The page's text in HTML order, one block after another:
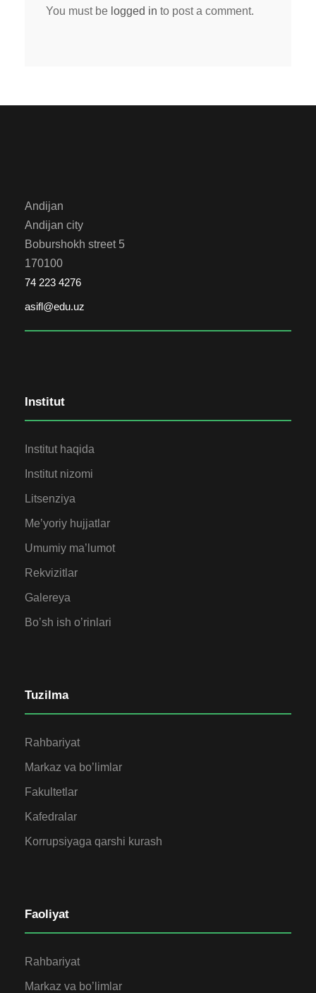
You must be logged in to post a comment.
Andijan
Andijan city
Boburshokh street 5
170100
74 223 4276
asifl@edu.uz
Institut
Institut haqida
Institut nizomi
Litsenziya
Me’yoriy hujjatlar
Umumiy ma’lumot
Rekvizitlar
Galereya
Bo’sh ish o’rinlari
Tuzilma
Rahbariyat
Markaz va bo’limlar
Fakultetlar
Kafedralar
Korrupsiyaga qarshi kurash
Faoliyat
Rahbariyat
Markaz va bo’limlar